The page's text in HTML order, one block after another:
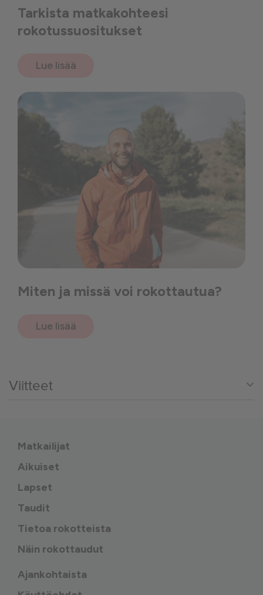
Tarkista matkakohteesi
rokotussuositukset
Lue lisää
Miten ja missä voi rokottautua?
Lue lisää
Viitteet
Matkailijat
Aikuiset
Lapset
Taudit
Tietoa rokotteista
Näin rokottaudut
Ajankohtaista